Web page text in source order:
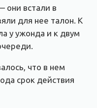
они встали в
для нее талон. К
у ужонда и к двум
что в нем
срок действия